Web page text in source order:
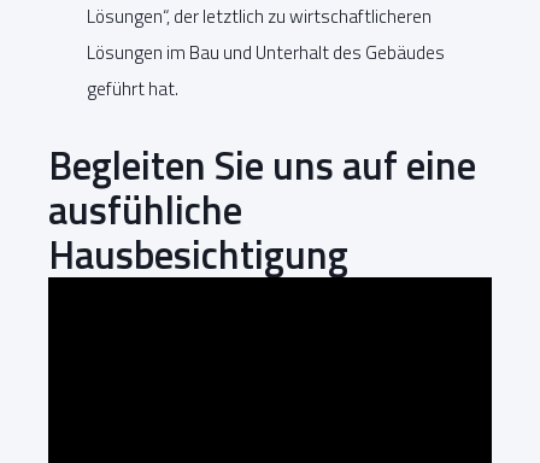
Lösungen“, der letztlich zu wirtschaftlicheren
Lösungen im Bau und Unterhalt des Gebäudes
geführt hat.
Begleiten Sie uns auf eine
ausfühliche
Hausbesichtigung